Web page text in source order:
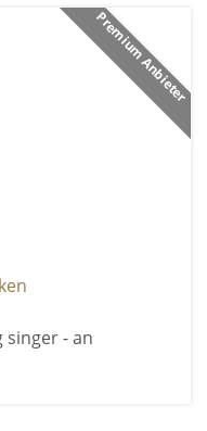
Premium Anbieter
- an